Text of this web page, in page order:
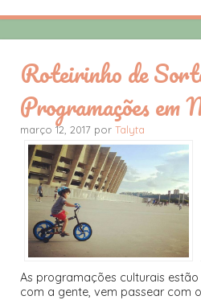
Roteirinho de
Programações em
março 12, 2017 por Talyta
As programações culturais estão
com a gente, vem passear com